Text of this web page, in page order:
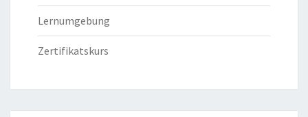
Lernumgebung
Zertifikatskurs